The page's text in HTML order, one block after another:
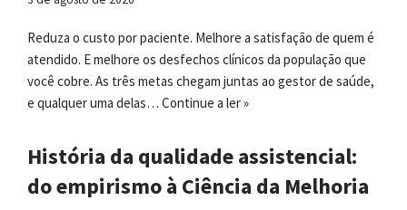
Reduza o custo por paciente. Melhore a satisfação de quem é
atendido. E melhore os desfechos clínicos da população que
você cobre. As três metas chegam juntas ao gestor de saúde,
e qualquer uma delas… Continue a ler »
História da qualidade assistencial:
do empirismo à Ciência da Melhoria